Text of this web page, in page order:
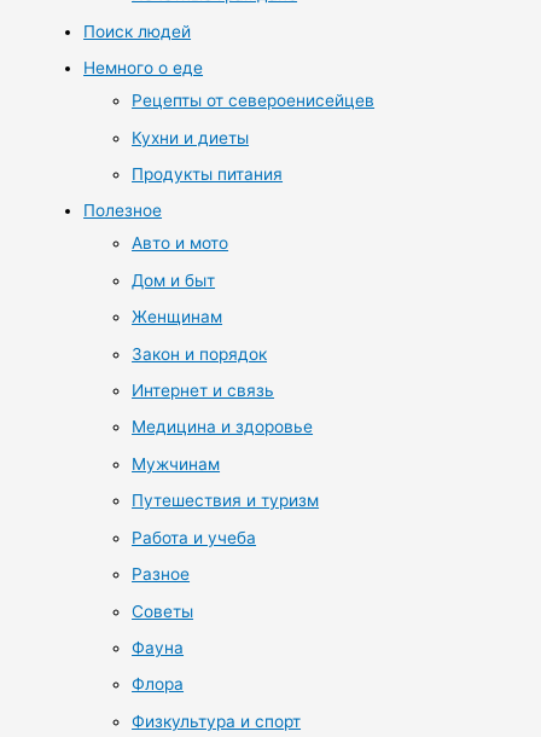
Поиск людей
Немного о еде
Рецепты от североенисейцев
Кухни и диеты
Продукты питания
Полезное
Авто и мото
Дом и быт
Женщинам
Закон и порядок
Интернет и связь
Медицина и здоровье
Мужчинам
Путешествия и туризм
Работа и учеба
Разное
Советы
Фауна
Флора
Физкультура и спорт